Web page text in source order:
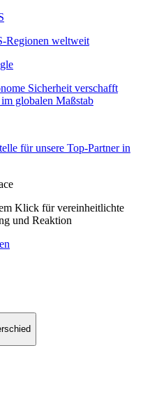
Regionen weltweit
Sicherheit verschafft
globalen Maßstab
für unsere Top-Partner in
Klick für vereinheitlichte
und Reaktion